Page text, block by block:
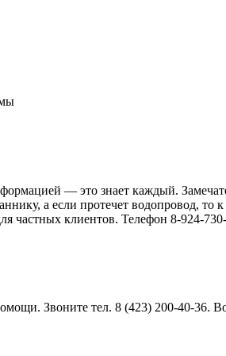
— это знает каждый.
а если протечет водопровод, то
частных клиентов. Телефон 8-924-
Звоните тел. 8 (423) 200-40-36.